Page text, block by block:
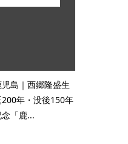
児島｜西郷隆盛生
年・没後150年
「鹿...